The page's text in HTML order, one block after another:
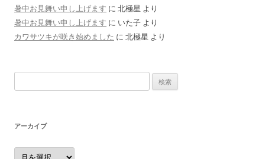
暑中お見舞い申し上げます に 北極星 より
暑中お見舞い申し上げます に いた子 より
カワサツキが咲き始めました に 北極星 より
索:
アーカイブ
ア